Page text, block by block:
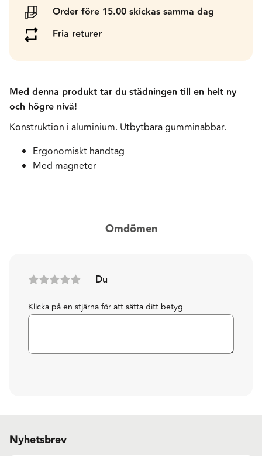
Order före 15.00 skickas samma dag
Fria returer
Med denna produkt tar du städningen till en helt ny
och högre nivå!
Konstruktion i aluminium. Utbytbara gumminabbar.
Ergonomiskt handtag
Med magneter
Omdömen
Du
Klicka på en stjärna för att sätta ditt betyg
Nyhetsbrev